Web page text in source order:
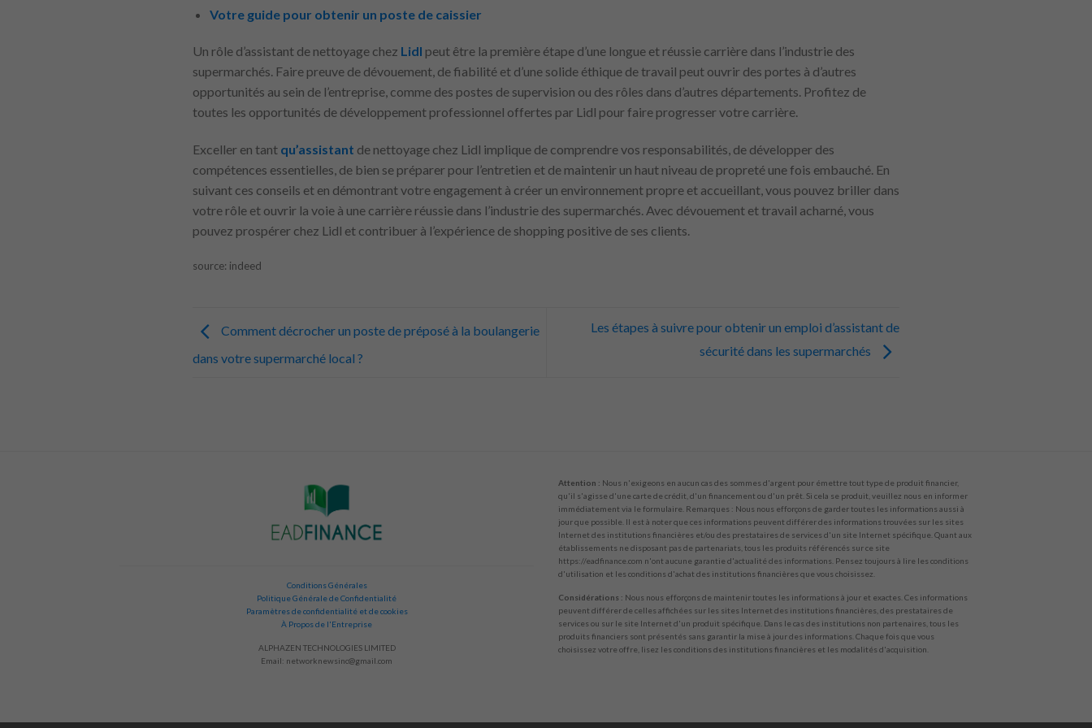
Votre guide pour obtenir un poste de caissier
Un rôle d’assistant de nettoyage chez Lidl peut être la première étape d’une longue et réussie carrière dans l’industrie des
supermarchés. Faire preuve de dévouement, de fiabilité et d’une solide éthique de travail peut ouvrir des portes à d’autres
opportunités au sein de l’entreprise, comme des postes de supervision ou des rôles dans d’autres départements. Profitez de
toutes les opportunités de développement professionnel offertes par Lidl pour faire progresser votre carrière.
Exceller en tant qu’assistant de nettoyage chez Lidl implique de comprendre vos responsabilités, de développer des
compétences essentielles, de bien se préparer pour l’entretien et de maintenir un haut niveau de propreté une fois embauché. En
suivant ces conseils et en démontrant votre engagement à créer un environnement propre et accueillant, vous pouvez briller dans
votre rôle et ouvrir la voie à une carrière réussie dans l’industrie des supermarchés. Avec dévouement et travail acharné, vous
pouvez prospérer chez Lidl et contribuer à l’expérience de shopping positive de ses clients.
source: indeed
Comment décrocher un poste de préposé à la boulangerie
dans votre supermarché local ?
Les étapes à suivre pour obtenir un emploi d’assistant de
sécurité dans les supermarchés
Conditions Générales
Politique Générale de Confidentialité
Paramètres de confidentialité et de cookies
À Propos de l'Entreprise
ALPHAZEN TECHNOLOGIES LIMITED
Email: networknewsinc@gmail.com
Attention : Nous n'exigeons en aucun cas des sommes d'argent pour émettre tout type de produit financier,
qu'il s'agisse d'une carte de crédit, d'un financement ou d'un prêt. Si cela se produit, veuillez nous en informer
immédiatement via le formulaire. Remarques : Nous nous efforçons de garder toutes les informations aussi à
jour que possible. Il est à noter que ces informations peuvent différer des informations trouvées sur les sites
Internet des institutions financières et/ou des prestataires de services d'un site Internet spécifique. Quant aux
établissements ne disposant pas de partenariats, tous les produits référencés sur ce site
https://eadfinance.com n'ont aucune garantie d'actualité des informations. Pensez toujours à lire les conditions
d'utilisation et les conditions d'achat des institutions financières que vous choisissez.
Considérations : Nous nous efforçons de maintenir toutes les informations à jour et exactes. Ces informations
peuvent différer de celles affichées sur les sites Internet des institutions financières, des prestataires de
services ou sur le site Internet d'un produit spécifique. Dans le cas des institutions non partenaires, tous les
produits financiers sont présentés sans garantir la mise à jour des informations. Chaque fois que vous
choisissez votre offre, lisez les conditions des institutions financières et les modalités d'acquisition.